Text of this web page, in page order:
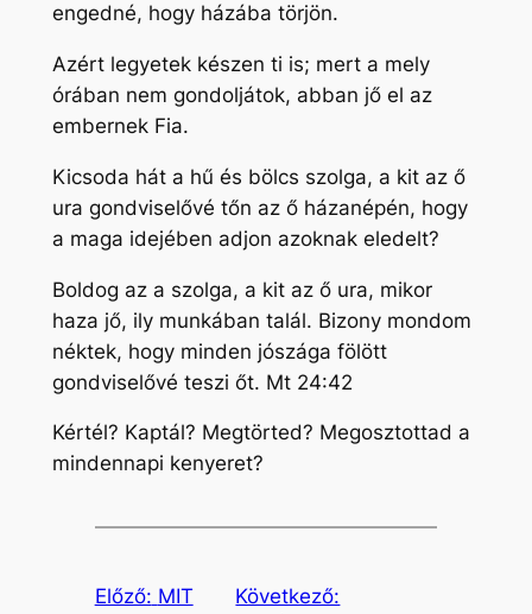
engedné, hogy házába törjön.
Azért legyetek készen ti is; mert a mely
órában nem gondoljátok, abban jő el az
embernek Fia.
Kicsoda hát a hű és bölcs szolga, a kit az ő
ura gondviselővé tőn az ő házanépén, hogy
a maga idejében adjon azoknak eledelt?
Boldog az a szolga, a kit az ő ura, mikor
haza jő, ily munkában talál. Bizony mondom
néktek, hogy minden jószága fölött
gondviselővé teszi őt. Mt 24:42
Kértél? Kaptál? Megtörted? Megosztottad a
mindennapi kenyeret?
Előző: MIT
Következő: